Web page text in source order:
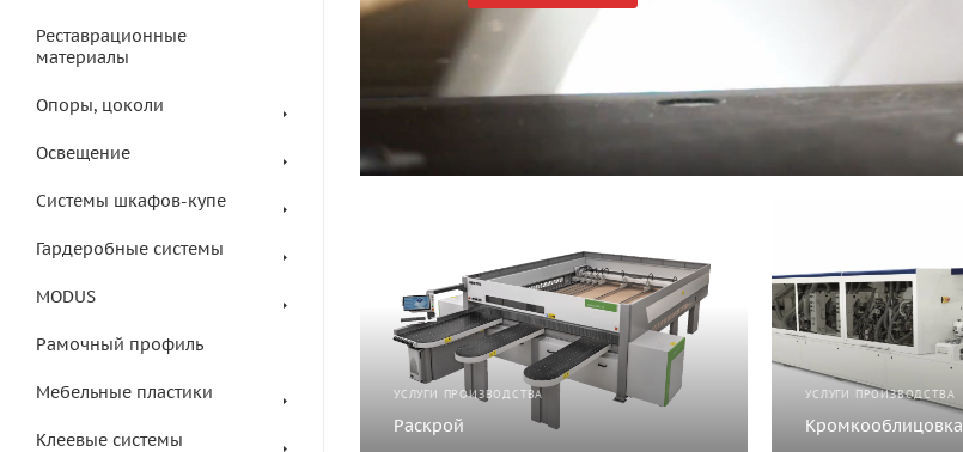
Реставрационные
материалы
Опоры, цоколи
Освещение
Системы шкафов-купе
Гардеробные системы
MODUS
Рамочный профиль
Мебельные пластики
Клеевые системы
УСЛУГИ ПРОИЗВОДСТВА
Раскрой
УСЛУГИ ПРОИЗВОДСТВА
Кромкооблицовка